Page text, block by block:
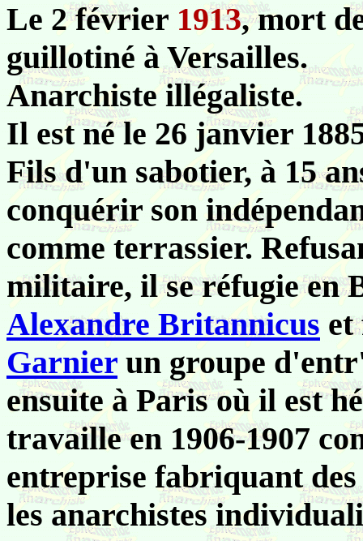
Le 2 février 1913, mort
guillotiné à Versailles.
Anarchiste illégaliste.
Il est né le 26 janvier
Fils d'un sabotier, à 15
conquérir son
comme terrassier.
militaire, il se réfugie en
Alexandre Britannicus et
Garnier un groupe
ensuite à Paris où il est
travaille en 1906-1907
entreprise fabriquant
les anarchistes